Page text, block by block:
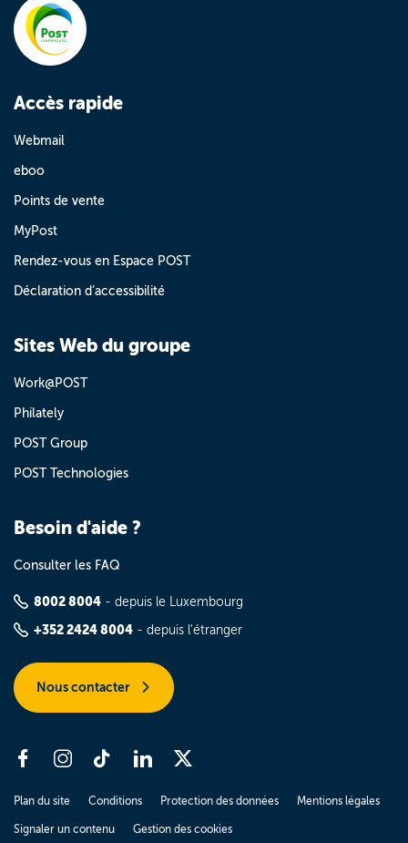
Accès rapide
Webmail
eboo
Points de vente
MyPost
Rendez-vous en Espace POST
Déclaration d’accessibilité
Sites Web du groupe
Work@POST
Philately
POST Group
POST Technologies
Besoin d'aide ?
Consulter les FAQ
8002 8004 - depuis le Luxembourg
+352 2424 8004 - depuis l'étranger
Nous contacter
Plan du site Conditions Protection des données Mentions légales
Signaler un contenu Gestion des cookies